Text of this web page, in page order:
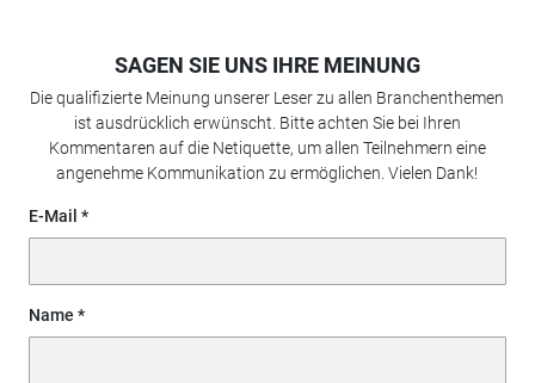
SAGEN SIE UNS IHRE MEINUNG
Die qualifizierte Meinung unserer Leser zu allen Branchenthemen
ist ausdrücklich erwünscht. Bitte achten Sie bei Ihren
Kommentaren auf die Netiquette, um allen Teilnehmern eine
angenehme Kommunikation zu ermöglichen. Vielen Dank!
E-Mail
Name